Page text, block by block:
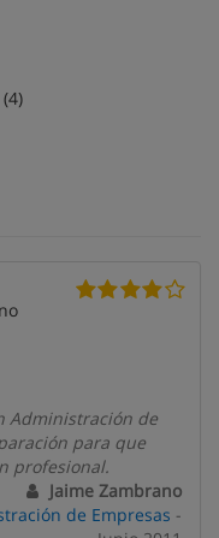
Administración de
para que
profesional.
Jaime Zambrano
de Empresas -